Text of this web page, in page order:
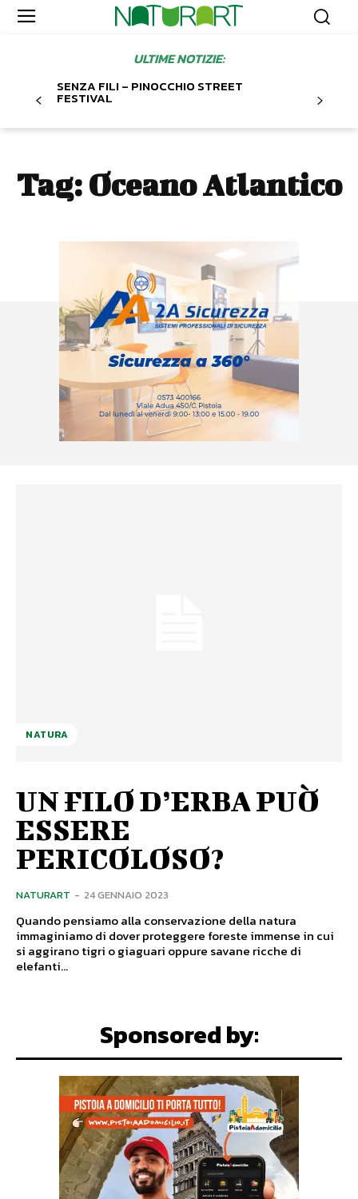
ULTIME NOTIZIE:
SENZA FILI – PINOCCHIO STREET
FESTIVAL
Tag: Oceano Atlantico
NATURA
UN FILO D’ERBA PUÒ
ESSERE
PERICOLOSO?
NATURART - 24 GENNAIO 2023
Quando pensiamo alla conservazione della natura
immaginiamo di dover proteggere foreste immense in cui
si aggirano tigri o giaguari oppure savane ricche di
elefanti...
Sponsored by: